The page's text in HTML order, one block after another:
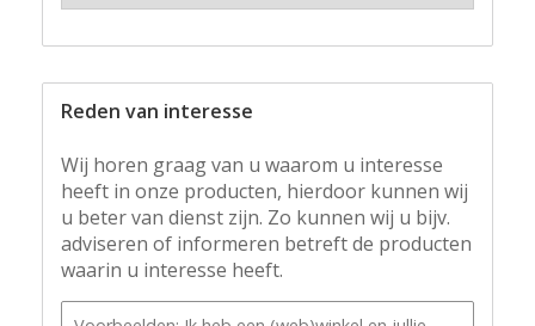
Reden van interesse
Wij horen graag van u waarom u interesse
heeft in onze producten, hierdoor kunnen wij
u beter van dienst zijn. Zo kunnen wij u bijv.
adviseren of informeren betreft de producten
waarin u interesse heeft.